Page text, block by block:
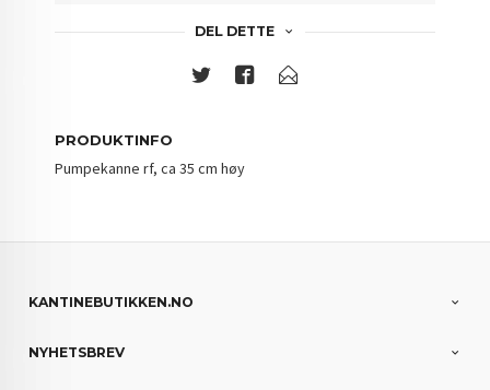
DEL DETTE
PRODUKTINFO
Pumpekanne rf, ca 35 cm høy
KANTINEBUTIKKEN.NO
NYHETSBREV